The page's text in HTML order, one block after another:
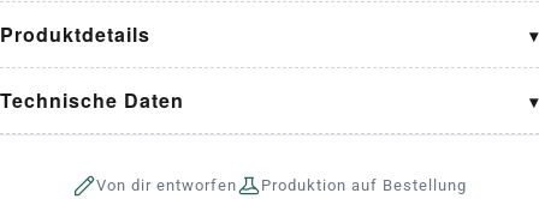
Produktdetails
Technische Daten
Von dir entworfen
Produktion auf Bestellung